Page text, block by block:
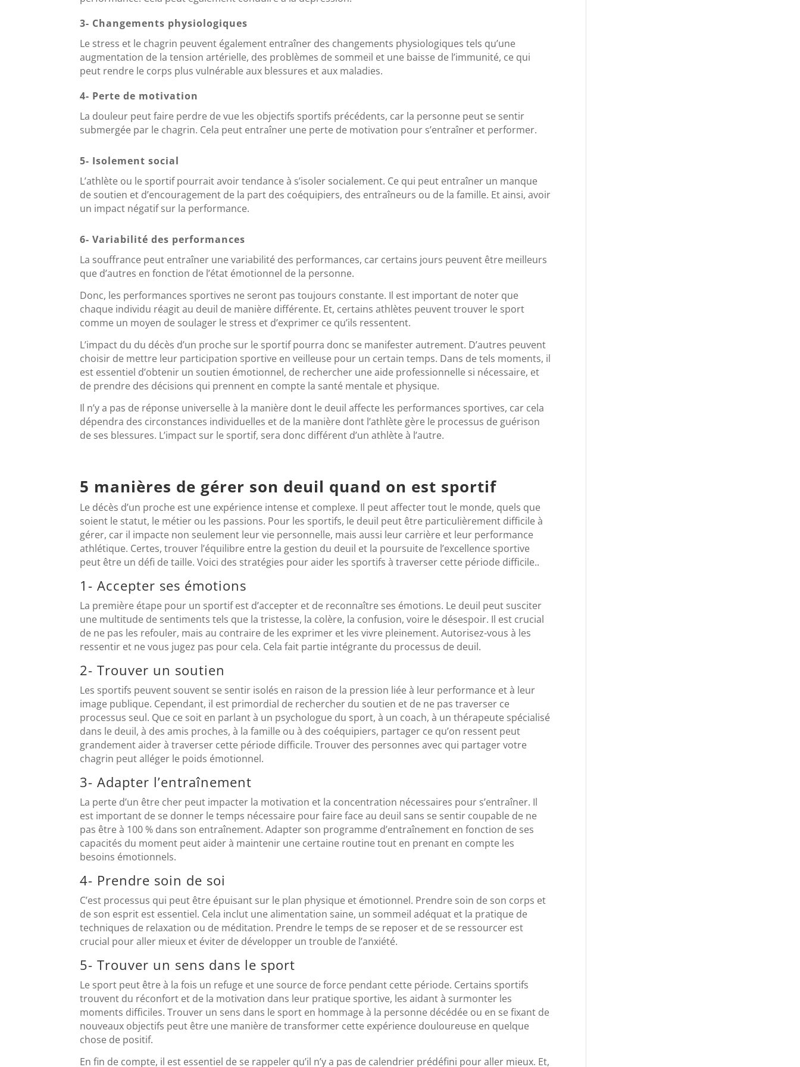
3- Changements physiologiques
Le stress et le chagrin peuvent également entraîner des changements physiologiques tels qu’une
augmentation de la tension artérielle, des problèmes de sommeil et une baisse de l’immunité, ce qui
peut rendre le corps plus vulnérable aux blessures et aux maladies.
4- Perte de motivation
La douleur peut faire perdre de vue les objectifs sportifs précédents, car la personne peut se sentir
submergée par le chagrin. Cela peut entraîner une perte de motivation pour s’entraîner et performer.
5- Isolement social
L’athlète ou le sportif pourrait avoir tendance à s’isoler socialement. Ce qui peut entraîner un manque
de soutien et d’encouragement de la part des coéquipiers, des entraîneurs ou de la famille. Et ainsi, avoir
un impact négatif sur la performance.
6- Variabilité des performances
La souffrance peut entraîner une variabilité des performances, car certains jours peuvent être meilleurs
que d’autres en fonction de l’état émotionnel de la personne.
Donc, les performances sportives ne seront pas toujours constante. Il est important de noter que
chaque individu réagit au deuil de manière différente. Et, certains athlètes peuvent trouver le sport
comme un moyen de soulager le stress et d’exprimer ce qu’ils ressentent.
L’impact du du décès d’un proche sur le sportif pourra donc se manifester autrement. D’autres peuvent
choisir de mettre leur participation sportive en veilleuse pour un certain temps. Dans de tels moments, il
est essentiel d’obtenir un soutien émotionnel, de rechercher une aide professionnelle si nécessaire, et
de prendre des décisions qui prennent en compte la santé mentale et physique.
Il n’y a pas de réponse universelle à la manière dont le deuil affecte les performances sportives, car cela
dépendra des circonstances individuelles et de la manière dont l’athlète gère le processus de guérison
de ses blessures. L’impact sur le sportif, sera donc différent d’un athlète à l’autre.
5 manières de gérer son deuil quand on est sportif
Le décès d’un proche est une expérience intense et complexe. Il peut affecter tout le monde, quels que
soient le statut, le métier ou les passions. Pour les sportifs, le deuil peut être particulièrement difficile à
gérer, car il impacte non seulement leur vie personnelle, mais aussi leur carrière et leur performance
athlétique. Certes, trouver l’équilibre entre la gestion du deuil et la poursuite de l’excellence sportive
peut être un défi de taille. Voici des stratégies pour aider les sportifs à traverser cette période difficile..
1- Accepter ses émotions
La première étape pour un sportif est d’accepter et de reconnaître ses émotions. Le deuil peut susciter
une multitude de sentiments tels que la tristesse, la colère, la confusion, voire le désespoir. Il est crucial
de ne pas les refouler, mais au contraire de les exprimer et les vivre pleinement. Autorisez-vous à les
ressentir et ne vous jugez pas pour cela. Cela fait partie intégrante du processus de deuil.
2- Trouver un soutien
Les sportifs peuvent souvent se sentir isolés en raison de la pression liée à leur performance et à leur
image publique. Cependant, il est primordial de rechercher du soutien et de ne pas traverser ce
processus seul. Que ce soit en parlant à un psychologue du sport, à un coach, à un thérapeute spécialisé
dans le deuil, à des amis proches, à la famille ou à des coéquipiers, partager ce qu’on ressent peut
grandement aider à traverser cette période difficile. Trouver des personnes avec qui partager votre
chagrin peut alléger le poids émotionnel.
3- Adapter l’entraînement
La perte d’un être cher peut impacter la motivation et la concentration nécessaires pour s’entraîner. Il
est important de se donner le temps nécessaire pour faire face au deuil sans se sentir coupable de ne
pas être à 100 % dans son entraînement. Adapter son programme d’entraînement en fonction de ses
capacités du moment peut aider à maintenir une certaine routine tout en prenant en compte les
besoins émotionnels.
4- Prendre soin de soi
C’est processus qui peut être épuisant sur le plan physique et émotionnel. Prendre soin de son corps et
de son esprit est essentiel. Cela inclut une alimentation saine, un sommeil adéquat et la pratique de
techniques de relaxation ou de méditation. Prendre le temps de se reposer et de se ressourcer est
crucial pour aller mieux et éviter de développer un trouble de l’anxiété.
5- Trouver un sens dans le sport
Le sport peut être à la fois un refuge et une source de force pendant cette période. Certains sportifs
trouvent du réconfort et de la motivation dans leur pratique sportive, les aidant à surmonter les
moments difficiles. Trouver un sens dans le sport en hommage à la personne décédée ou en se fixant de
nouveaux objectifs peut être une manière de transformer cette expérience douloureuse en quelque
chose de positif.
En fin de compte, il est essentiel de se rappeler qu’il n’y a pas de calendrier prédéfini pour aller mieux. Et,